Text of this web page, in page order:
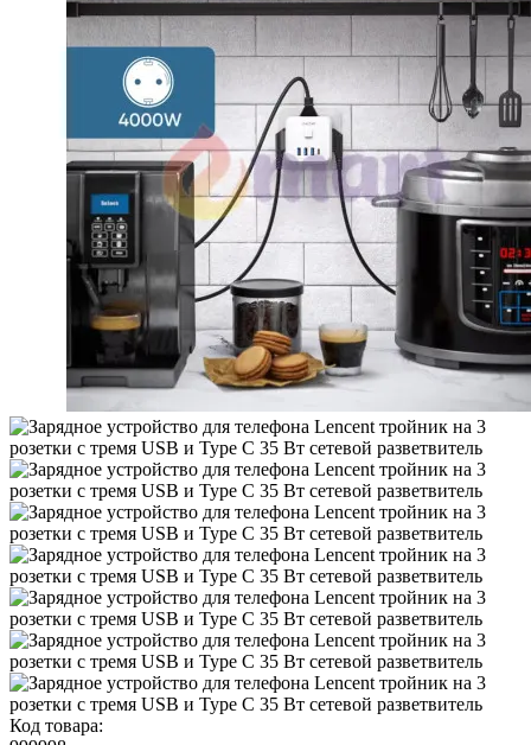
Код товара: